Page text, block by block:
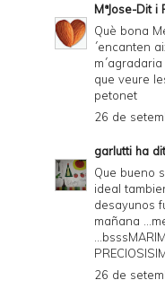
MªJose-Dit i
Què bona
´encanten
que veure
petonet
26 de
garlutti ha
Que bueno
ideal
desayunos
mañana
26 de